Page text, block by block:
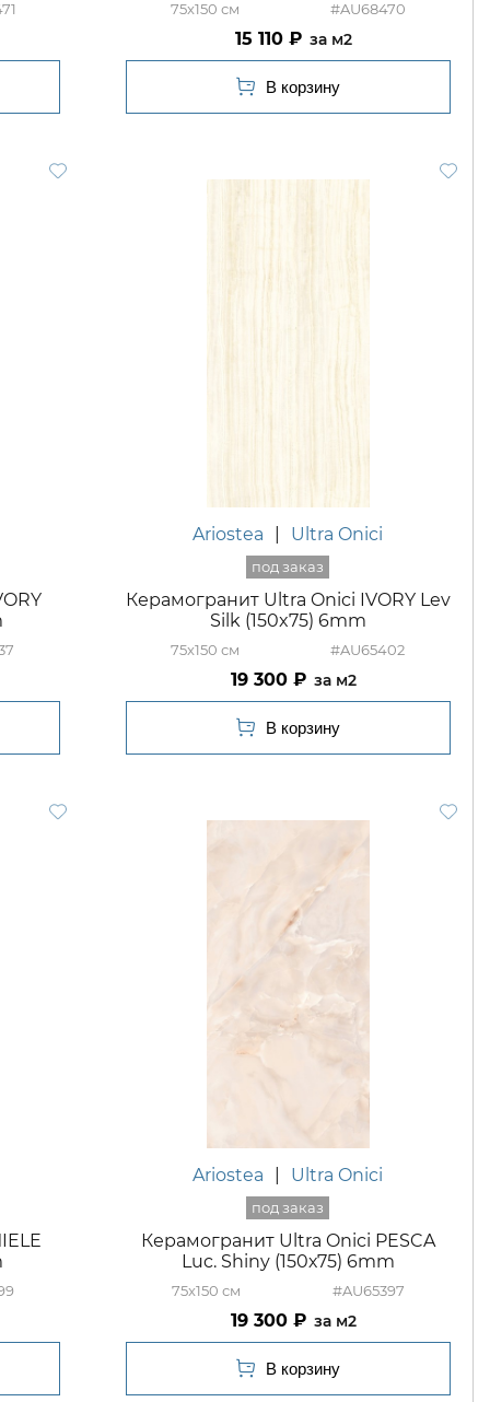
75x150 #AU68470
15 110 м2
Ariostea Ultra Onici
Керамогранит Ultra Onici IVORY Lev
Silk (150x75) 6mm
75x150 #AU65402
19 300 м2
Ariostea Ultra Onici
Керамогранит Ultra Onici PESCA
Luc. Shiny (150х75) 6mm
75x150 #AU65397
19 300 м2